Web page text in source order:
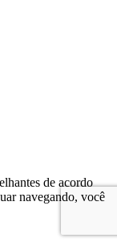
de acordo
navegando, você